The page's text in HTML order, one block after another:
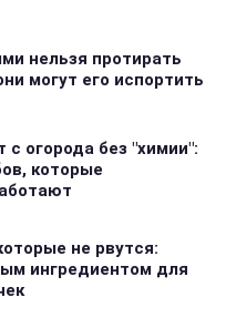
нельзя протирать
могут его испортить
с огорода без "химии":
которые
не рвутся:
ингредиентом для